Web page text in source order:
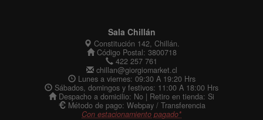
Sala Chillán
Constitución 142, Chillán.
Código Postal: 3800718
422 257 761
chillan@giorgiomarket.cl
Lunes a viernes: 09:30 A 19:20 Hrs
Sábados, domingos y festivos: 11:00 A 18:00 Hrs
Despacho a domicilio: No | Retiro en tienda: Si
Método de pago: Webpay / Transferencia
Con estacionamiento pagado*